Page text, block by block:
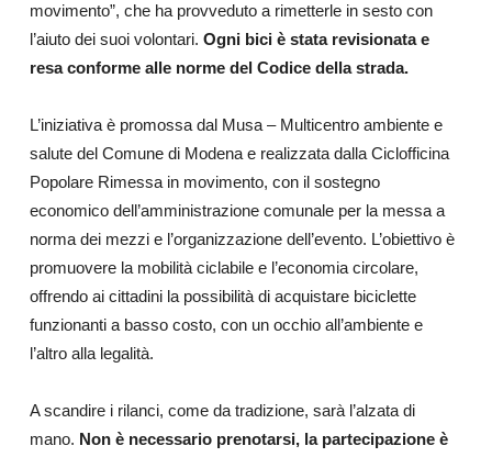
movimento”, che ha provveduto a rimetterle in sesto con
l’aiuto dei suoi volontari. Ogni bici è stata revisionata e
resa conforme alle norme del Codice della strada.
L’iniziativa è promossa dal Musa – Multicentro ambiente e
salute del Comune di Modena e realizzata dalla Ciclofficina
Popolare Rimessa in movimento, con il sostegno
economico dell’amministrazione comunale per la messa a
norma dei mezzi e l’organizzazione dell’evento. L’obiettivo è
promuovere la mobilità ciclabile e l’economia circolare,
offrendo ai cittadini la possibilità di acquistare biciclette
funzionanti a basso costo, con un occhio all’ambiente e
l’altro alla legalità.
A scandire i rilanci, come da tradizione, sarà l’alzata di
mano. Non è necessario prenotarsi, la partecipazione è